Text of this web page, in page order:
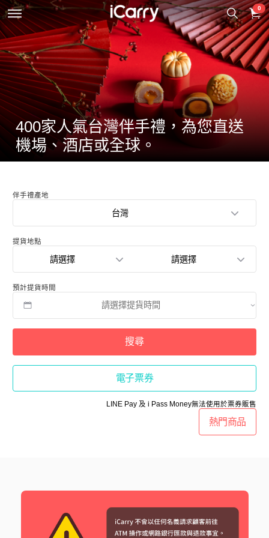
0
400家人氣台灣伴手禮，為您直送
機場、酒店或全球。
伴手禮產地
台灣
提貨地點
請選擇 請選擇
預計提貨時間
搜尋
電子票券
LINE Pay 及 i Pass Money無法使用於票券販售
熱門商品